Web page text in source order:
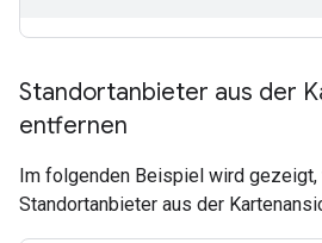
Standortanbieter aus der
entfernen
Im folgenden Beispiel wird gezeigt,
Standortanbieter aus der